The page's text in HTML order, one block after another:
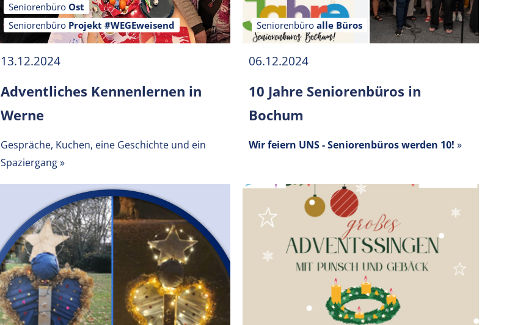
Seniorenbüro Ost
Seniorenbüro Projekt #WEGEweisend
13.12.2024
Adventliches Kennenlernen in
Werne
Gespräche, Kuchen, eine Geschichte und ein
Spaziergang»
Seniorenbüroalle Büros
06.12.2024
10 Jahre Seniorenbüros in
Bochum
Wir feiern UNS - Seniorenbüros werden 10! »